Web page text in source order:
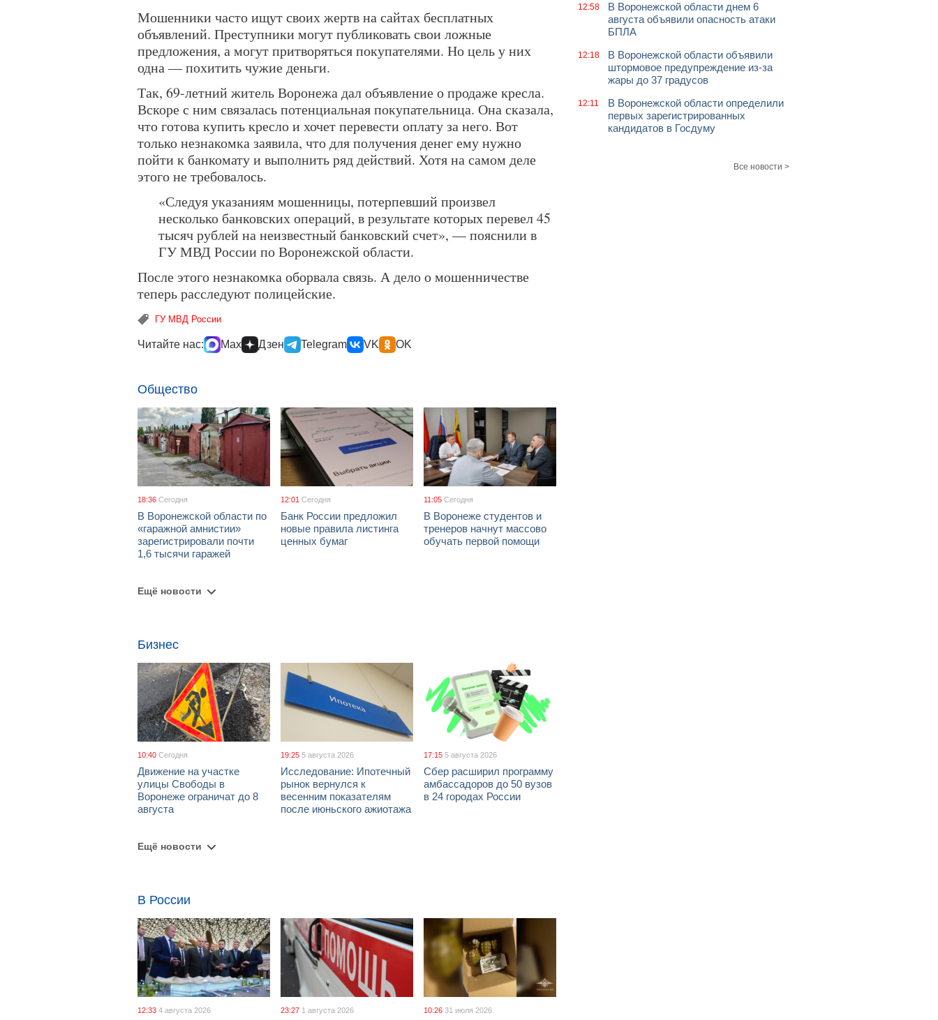
Мошенники часто ищут своих жертв на сайтах бесплатных
объявлений. Преступники могут публиковать свои ложные
предложения, а могут притворяться покупателями. Но цель у них
одна — похитить чужие деньги.
Так, 69-летний житель Воронежа дал объявление о продаже кресла.
Вскоре с ним связалась потенциальная покупательница. Она сказала,
что готова купить кресло и хочет перевести оплату за него. Вот
только незнакомка заявила, что для получения денег ему нужно
пойти к банкомату и выполнить ряд действий. Хотя на самом деле
этого не требовалось.
«Следуя указаниям мошенницы, потерпевший произвел
несколько банковских операций, в результате которых перевел 45
тысяч рублей на неизвестный банковский счет», — пояснили в
ГУ МВД России по Воронежской области.
После этого незнакомка оборвала связь. А дело о мошенничестве
теперь расследуют полицейские.
ГУ МВД России
Читайте нас: Max Дзен Telegram VK OK
Общество
18:36 Сегодня
В Воронежской области по
«гаражной амнистии»
зарегистрировали почти
1,6 тысячи гаражей
12:01 Сегодня
Банк России предложил
новые правила листинга
ценных бумаг
11:05 Сегодня
В Воронеже студентов и
тренеров начнут массово
обучать первой помощи
Ещё новости
Бизнес
10:40 Сегодня
Движение на участке
улицы Свободы в
Воронеже ограничат до 8
августа
19:25 5 августа 2026
Исследование: Ипотечный
рынок вернулся к
весенним показателям
после июньского ажиотажа
17:15 5 августа 2026
Сбер расширил программу
амбассадоров до 50 вузов
в 24 городах России
Ещё новости
В России
12:33 4 августа 2026 23:27 1 августа 2026 10:26 31 июля 2026
12:58
В Воронежской области днем 6
августа объявили опасность атаки
БПЛА
12:18
В Воронежской области объявили
штормовое предупреждение из-за
жары до 37 градусов
12:11
В Воронежской области определили
первых зарегистрированных
кандидатов в Госдуму
Все новости >